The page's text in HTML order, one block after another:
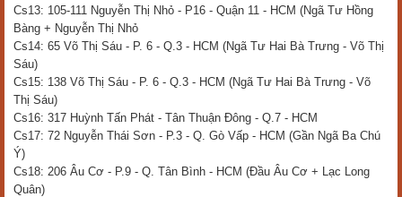
Cs13: 105-111 Nguyễn Thị Nhỏ - P16 - Quận 11 - HCM (Ngã Tư Hồng
Bàng + Nguyễn Thị Nhỏ
Cs14: 65 Võ Thị Sáu - P. 6 - Q.3 - HCM (Ngã Tư Hai Bà Trưng - Võ Thị
Sáu)
Cs15: 138 Võ Thị Sáu - P. 6 - Q.3 - HCM (Ngã Tư Hai Bà Trưng - Võ
Thị Sáu)
Cs16: 317 Huỳnh Tấn Phát - Tân Thuận Đông - Q.7 - HCM
Cs17: 72 Nguyễn Thái Sơn - P.3 - Q. Gò Vấp - HCM (Gần Ngã Ba Chú
Ý)
Cs18: 206 Âu Cơ - P.9 - Q. Tân Bình - HCM (Đầu Âu Cơ + Lạc Long
Quân)